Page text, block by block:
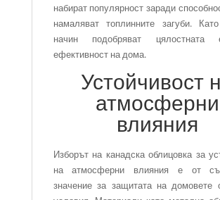
набират популярност заради
намаляват топлинните загуби.
начин подобряват цялостната
ефективност на дома.
Устойчивост
атмосферни
влияния
Изборът на канадска облицовка за
на атмосферни влияния е от
значение за защитата на домовете